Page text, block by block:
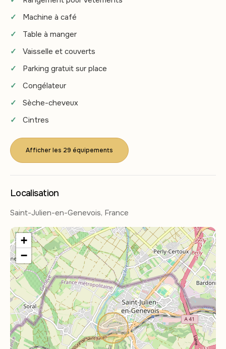
Machine à café
Table à manger
Vaisselle et couverts
Parking gratuit sur place
Congélateur
Sèche-cheveux
Cintres
Afficher les 29 équipements
Localisation
Saint-Julien-en-Genevois, France
+
−